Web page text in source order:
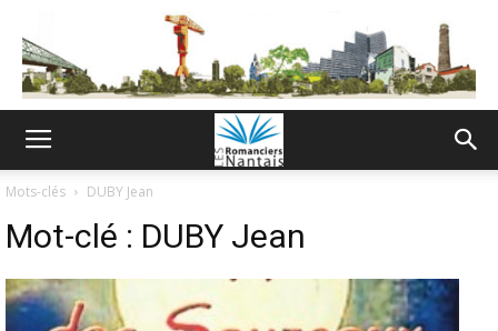
Mots-clés DUBY Jean
Mot-clé : DUBY Jean